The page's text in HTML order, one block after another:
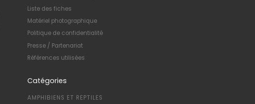
Liste des fiches
Matériel photographique
Politique de confidentialité
Presse / Partenariat
Références utilisées
Catégories
AMPHIBIENS ET REPTILES